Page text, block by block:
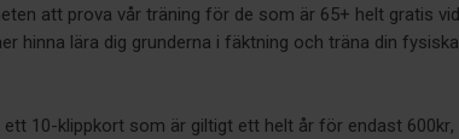
att prova vår träning för de som är 65+ helt gratis vid
hinna lära dig grunderna i fäktning och träna din fysiska
ett 10-klippkort som är giltigt ett helt år för endast 600kr,